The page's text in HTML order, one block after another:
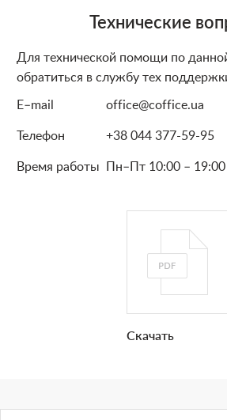
Технические
Для технической помощи по
обратиться в службу тех
E–mail office@coffice.ua
Телефон +38 044 377-59-95
Время работы Пн–Пт 10:00 – 19:00
Скачать